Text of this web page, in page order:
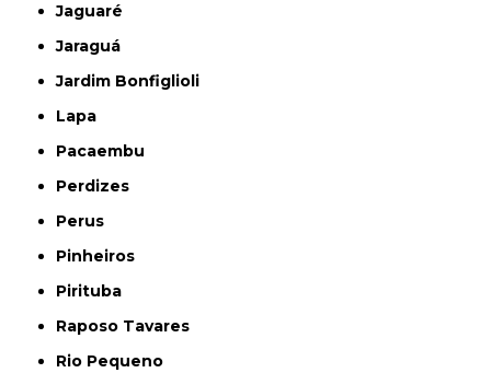
Jaguaré
Jaraguá
Jardim Bonfiglioli
Lapa
Pacaembu
Perdizes
Perus
Pinheiros
Pirituba
Raposo Tavares
Rio Pequeno